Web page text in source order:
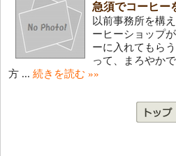
急須でコーヒー
以前事務所を構
ーヒーショップ
ーに入れてもら
って、まろやか
方 ... 続きを読む »»